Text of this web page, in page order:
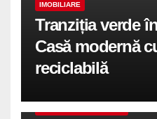
IMOBILIARE
Tranziția verde
Casă modernă
reciclabilă